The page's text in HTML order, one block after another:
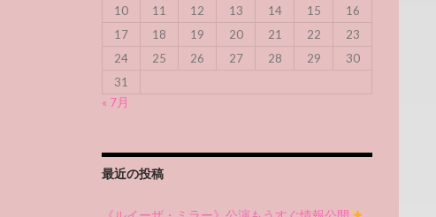
10
11 12 13 14 15
16
17
18 19 20 21 22
23
24
25 26 27 28 29
30
31
« 7月
最近の投稿